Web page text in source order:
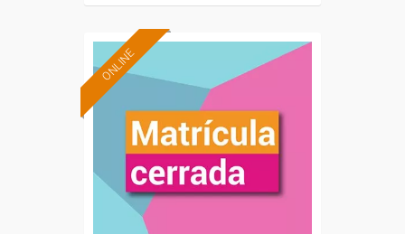
ONLINE